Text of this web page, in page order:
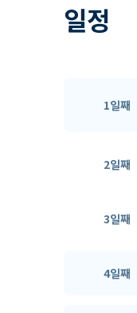
일정
1일째
2일째
3일째
4일째